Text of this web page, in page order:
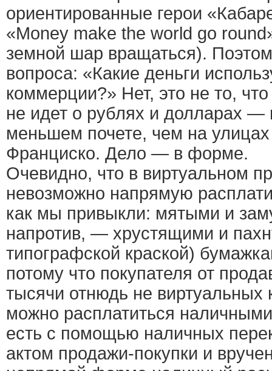
ориентированные герои
«Money make the world go
земной шар вращаться).
вопроса: «Какие деньги
коммерции?» Нет, это не то,
не идет о рублях и долларах —
меньшем почете, чем на
Франциско. Дело — в форме.
Очевидно, что в виртуальном
невозможно напрямую
как мы привыкли: мятыми и
напротив, — хрустящими и
типографской краской)
потому что покупателя от
тысячи отнюдь не виртуальных
можно расплатиться
есть с помощью наличных
актом продажи-покупки и